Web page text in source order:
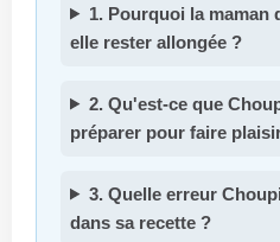
1. Pourquoi la maman
elle rester allongée ?
2. Qu'est-ce que
préparer pour faire
3. Quelle erreur
dans sa recette ?